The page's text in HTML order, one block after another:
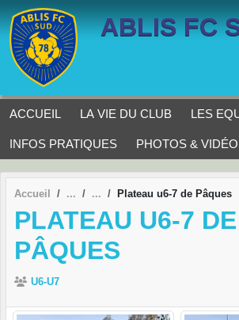
ABLIS FC
ACCUEIL LA VIE DU CLUB LES
INFOS PRATIQUES PHOTOS &
Accueil Plateau u6-7 de Pâques
PLATEAU U6-7 DE
PÂQUES
U6-U7
Panneau de gestion des cookies